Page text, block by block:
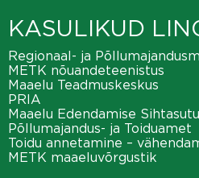
KASULIKUD
Regionaal- ja
METK nõuandeteenistus
Maaelu Teadmuskeskus
PRIA
Maaelu Edendamise
Põllumajandus- ja Toiduamet
Toidu annetamine –
METK maaeluvõrgustik